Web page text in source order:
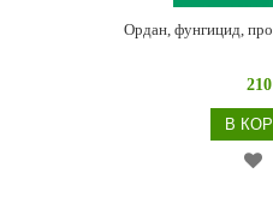
Ордан, фунгицид,
В